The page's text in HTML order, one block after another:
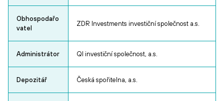
Obhospodařo
vatel
ZDR Investments investiční společnost a.s.
Administrátor QI investiční společnost, a.s.
Depozitář Česká spořitelna, a.s.